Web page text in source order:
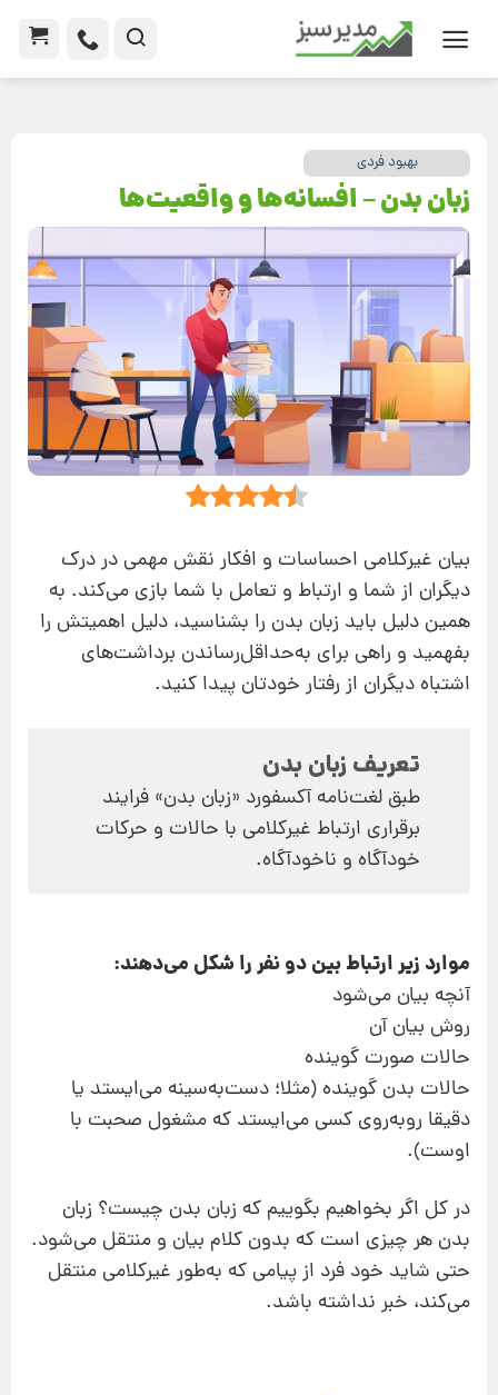
بهبود فردی
زبان بدن – افسانه‌ها و واقعیت‌ها
بیان غیرکلامی احساسات و افکار نقش مهمی در درک
دیگران از شما و ارتباط و تعامل با شما بازی می‌کند. به
همین دلیل باید زبان بدن را بشناسید، دلیل اهمیتش را
بفهمید و راهی برای به‌حداقل‌رساندن برداشت‌های
اشتباه دیگران از رفتار خودتان پیدا کنید.
تعریف زبان بدن
طبق لغت‌نامه آکسفورد «زبان بدن» فرایند
برقراری ارتباط غیرکلامی با حالات و حرکات
خودآگاه و ناخودآگاه.
موارد زیر ارتباط بین دو نفر را شکل می‌دهند:
آنچه بیان می‌شود
روش بیان آن
حالات صورت گوینده
حالات بدن گوینده (مثلا؛ دست‌به‌‌سینه می‌ایستد یا
دقیقا روبه‌روی کسی می‌ایستد که مشغول صحبت با
اوست).
در کل اگر بخواهیم بگوییم که زبان بدن چیست؟ زبان
بدن هر چیزی است که بدون کلام بیان و منتقل می‌شود.
حتی شاید خود فرد از پیامی که به‌طور غیرکلامی منتقل
می‌کند، خبر نداشته باشد.